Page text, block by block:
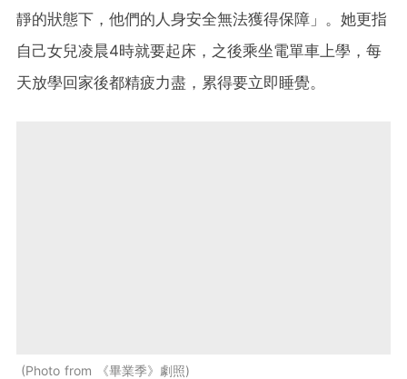
靜的狀態下，他們的人身安全無法獲得保障」。她更指
自己女兒凌晨4時就要起床，之後乘坐電單車上學，每
天放學回家後都精疲力盡，累得要立即睡覺。
Photo from 《畢業季》劇照